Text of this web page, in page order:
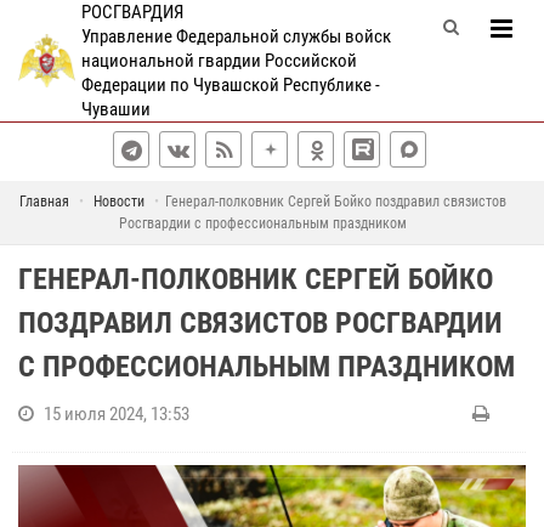
РОСГВАРДИЯ
Управление Федеральной службы войск
национальной гвардии Российской
Федерации по Чувашской Республике -
Чувашии
Главная Новости
Генерал-полковник Сергей Бойко поздравил связистов
Росгвардии с профессиональным праздником
ГЕНЕРАЛ-ПОЛКОВНИК СЕРГЕЙ БОЙКО
ПОЗДРАВИЛ СВЯЗИСТОВ РОСГВАРДИИ
С ПРОФЕССИОНАЛЬНЫМ ПРАЗДНИКОМ
15 июля 2024, 13:53